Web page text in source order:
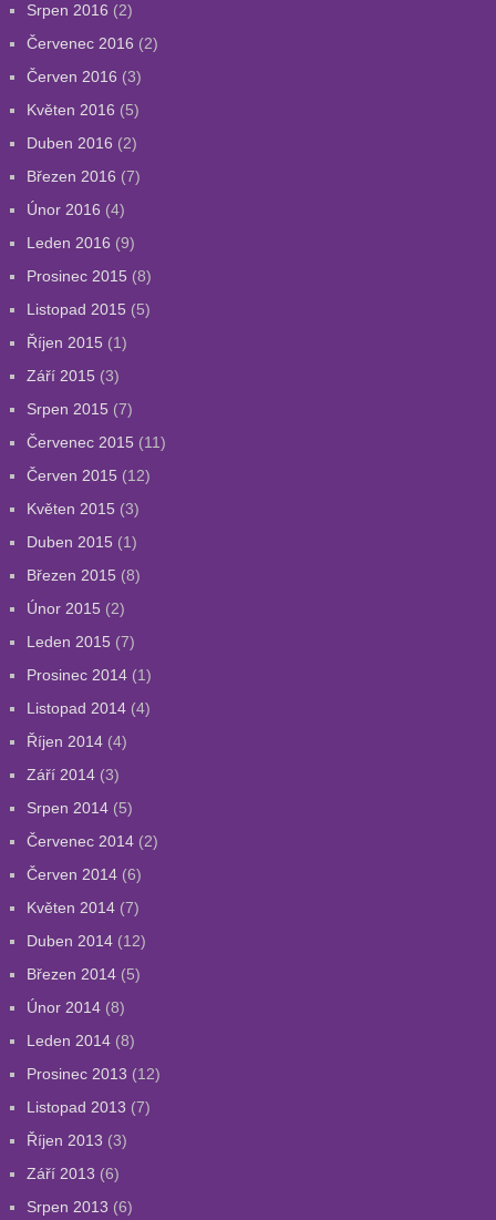
Srpen 2016 (2)
Červenec 2016 (2)
Červen 2016 (3)
Květen 2016 (5)
Duben 2016 (2)
Březen 2016 (7)
Únor 2016 (4)
Leden 2016 (9)
Prosinec 2015 (8)
Listopad 2015 (5)
Říjen 2015 (1)
Září 2015 (3)
Srpen 2015 (7)
Červenec 2015 (11)
Červen 2015 (12)
Květen 2015 (3)
Duben 2015 (1)
Březen 2015 (8)
Únor 2015 (2)
Leden 2015 (7)
Prosinec 2014(1)
Listopad 2014(4)
Říjen 2014(4)
Září 2014(3)
Srpen 2014(5)
Červenec 2014(2)
Červen 2014(6)
Květen 2014(7)
Duben 2014(12)
Březen 2014(5)
Únor 2014(8)
Leden 2014(8)
Prosinec 2013 (12)
Listopad 2013 (7)
Říjen 2013 (3)
Září 2013 (6)
Srpen 2013 (6)